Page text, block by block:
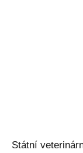
Státní